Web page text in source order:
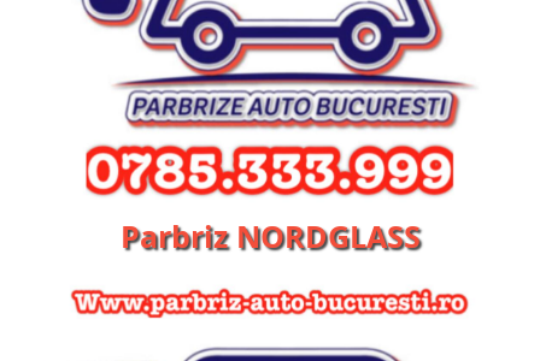
Parbriz NORDGLASS